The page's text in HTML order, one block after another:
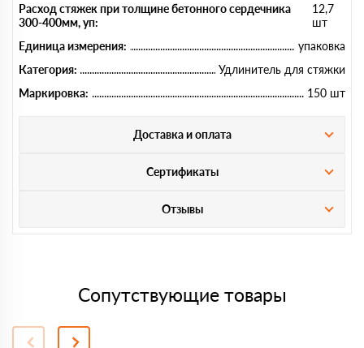
Расход стяжек при толщине бетонного сердечника
300-400мм, уп:
12,7
шт
Единица измерения:
упаковка
Категория:
Удлинитель для стяжки
Маркировка:
150 шт
Доставка и оплата
Сертификаты
Отзывы
Сопутствующие товары